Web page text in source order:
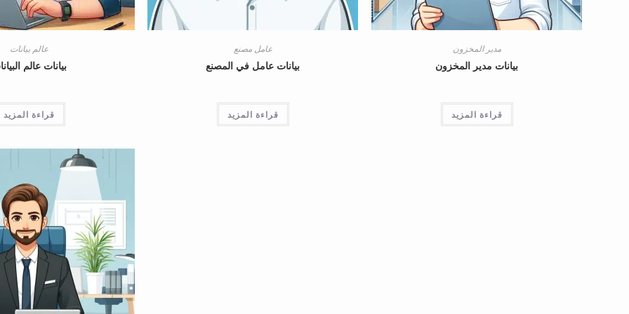
عالم بيانات
بيانات عالم
قراءة المزيد
عامل مصنع
بيانات عامل في المصنع
قراءة المزيد
مدير المخزون
بيانات مدير المخزون
قراءة المزيد